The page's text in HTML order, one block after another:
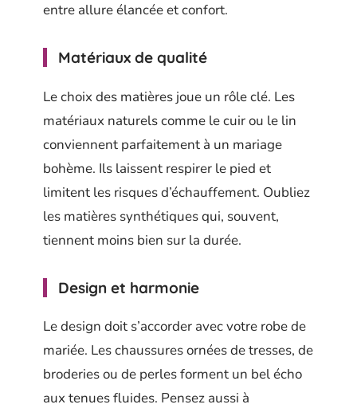
entre allure élancée et confort.
Matériaux de qualité
Le choix des matières joue un rôle clé. Les
matériaux naturels comme le cuir ou le lin
conviennent parfaitement à un mariage
bohème. Ils laissent respirer le pied et
limitent les risques d’échauffement. Oubliez
les matières synthétiques qui, souvent,
tiennent moins bien sur la durée.
Design et harmonie
Le design doit s’accorder avec votre robe de
mariée. Les chaussures ornées de tresses, de
broderies ou de perles forment un bel écho
aux tenues fluides. Pensez aussi à